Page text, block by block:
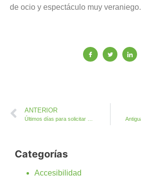
de ocio y espectáculo muy veraniego.
ANTERIOR
Categorías
Accesibilidad